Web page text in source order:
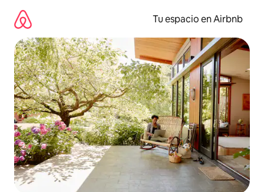
contenido
Tu espacio en Airbnb